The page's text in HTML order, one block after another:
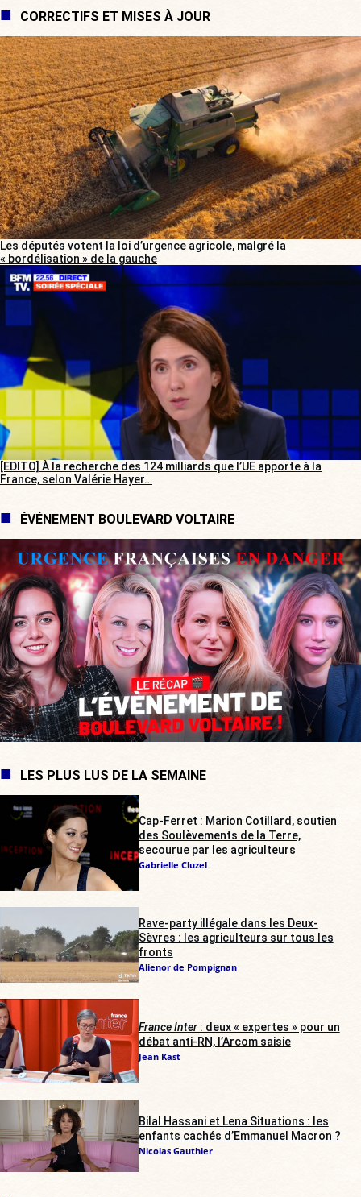
CORRECTIFS ET MISES À JOUR
Les députés votent la loi d’urgence agricole, malgré la
« bordélisation » de la gauche
[EDITO] À la recherche des 124 milliards que l’UE apporte à la
France, selon Valérie Hayer…
ÉVÉNEMENT BOULEVARD VOLTAIRE
LES PLUS LUS DE LA SEMAINE
Cap-Ferret : Marion Cotillard, soutien
des Soulèvements de la Terre,
secourue par les agriculteurs
Gabrielle Cluzel
Rave-party illégale dans les Deux-
Sèvres : les agriculteurs sur tous les
fronts
Alienor de Pompignan
France Inter: deux « expertes » pour un
débat anti-RN, l’Arcom saisie
Jean Kast
Bilal Hassani et Lena Situations : les
enfants cachés d’Emmanuel Macron ?
Nicolas Gauthier